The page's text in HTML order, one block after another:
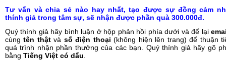
Tư vấn và chia sẻ nào hay nhất, tạo được sự đồng cảm
thính giả trong tâm sự, sẽ nhận được phần quà 300.000đ.
Quý thính giả hãy bình luận ở hộp phản hồi phía dưới và để lại
cùng tên thật và số điện thoại (không hiện lên trang) để thuận
quá trình nhận phần thưởng của các bạn. Quý thính giả hãy gõ
bằng Tiếng Việt có dấu